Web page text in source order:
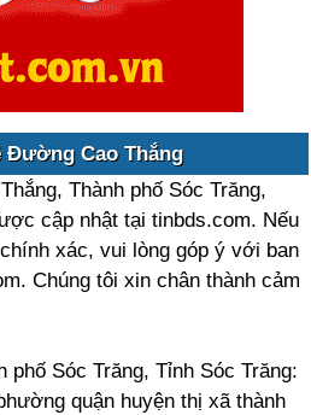
Đường Cao Thắng
Thành phố Sóc Trăng,
cập nhật tại tinbds.com. Nếu
xác, vui lòng góp ý với ban
Chúng tôi xin chân thành cảm
phố Sóc Trăng, Tỉnh Sóc Trăng:
quận huyện thị xã thành